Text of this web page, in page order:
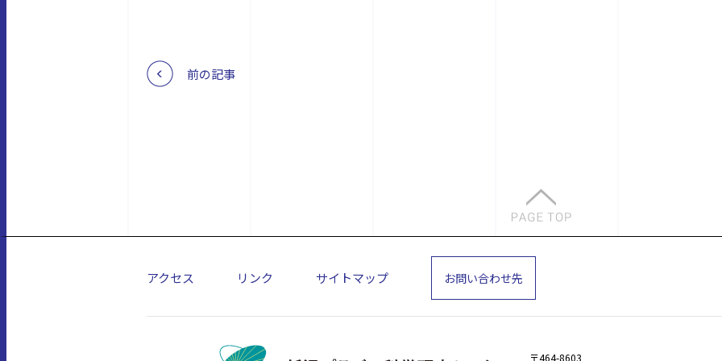
前の記事
アクセス リンク サイトマップ お問い合わせ先
〒464-8603